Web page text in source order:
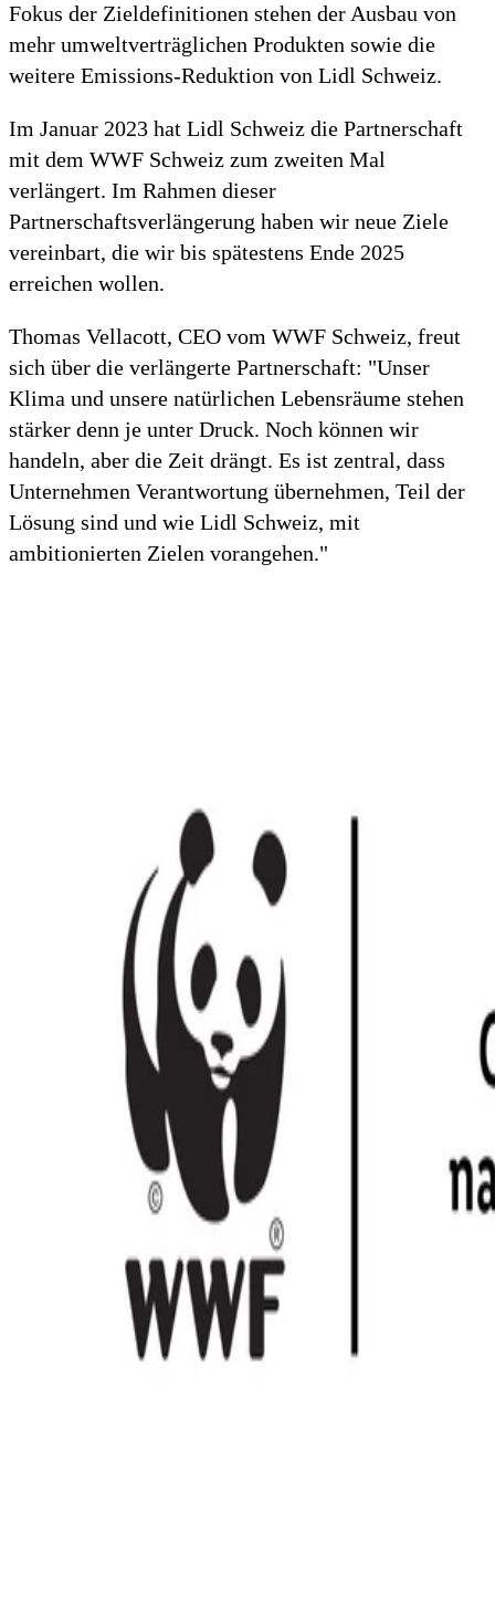
Fokus der Zieldefinitionen stehen der Ausbau von
mehr umweltverträglichen Produkten sowie die
weitere Emissions-Reduktion von Lidl Schweiz.
Im Januar 2023 hat Lidl Schweiz die Partnerschaft
mit dem WWF Schweiz zum zweiten Mal
verlängert. Im Rahmen dieser
Partnerschaftsverlängerung haben wir neue Ziele
vereinbart, die wir bis spätestens Ende 2025
erreichen wollen.
Thomas Vellacott, CEO vom WWF Schweiz, freut
sich über die verlängerte Partnerschaft: "Unser
Klima und unsere natürlichen Lebensräume stehen
stärker denn je unter Druck. Noch können wir
handeln, aber die Zeit drängt. Es ist zentral, dass
Unternehmen Verantwortung übernehmen, Teil der
Lösung sind und wie Lidl Schweiz, mit
ambitionierten Zielen vorangehen."